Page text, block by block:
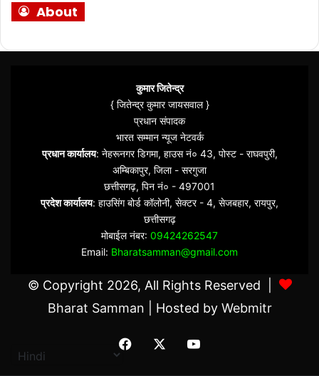
About
कुमार जितेन्द्र
{ जितेन्द्र कुमार जायसवाल }
प्रधान संपादक
भारत सम्मान न्यूज नेटवर्क
प्रधान कार्यालय: नेहरूनगर डिगमा, हाउस नं० 43, पोस्ट - राघवपुरी,
अम्बिकापुर, जिला - सरगुजा
छत्तीसगढ़, पिन नं० - 497001
प्रदेश कार्यालय: हाउसिंग बोर्ड कॉलोनी, सेक्टर - 4, सेजबहार, रायपुर,
छत्तीसगढ़
मोबाईल नंबर: 09424262547
Email: Bharatsamman@gmail.com
© Copyright 2026, All Rights Reserved |
Bharat Samman | Hosted by Webmitr
Facebook YouTube